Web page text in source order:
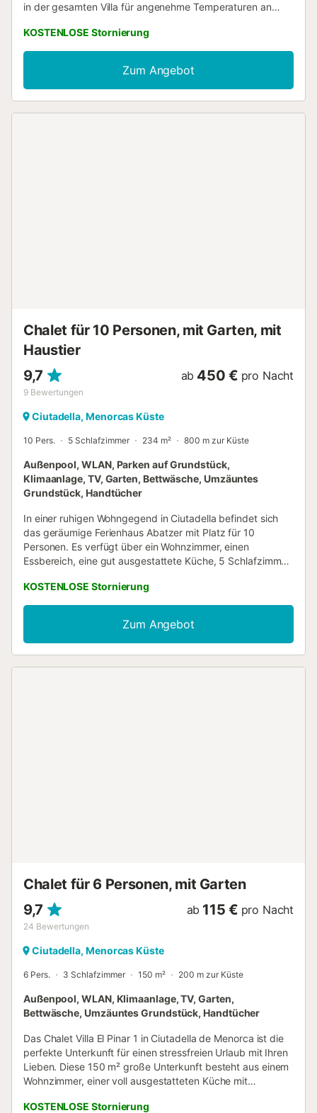
in der gesamten Villa für angenehme Temperaturen an
Ihnen zur Verfügung – ideal für Familien, die mit leichtem
Gepäck reisen möchten, da Sie nicht mehr als
Handgepäck einpacken müssen. Gäste schätzen
besonders die Sauberkeit, die Lage und den Komfort
dieser Unterkunft. - Handtücher für Strand bzw. Pool
KOSTENLOSE Stornierung
Zum Angebot
Chalet für 10 Personen, mit Garten, mit
Haustier
9,7
9 Bewertungen
ab 450 € pro Nacht
Ciutadella, Menorcas Küste
10 Pers. 5 Schlafzimmer 234 m² 800 m zur Küste
Außenpool, WLAN, Parken auf Grundstück,
Klimaanlage, TV, Garten, Bettwäsche, Umzäuntes
Grundstück, Handtücher
In einer ruhigen Wohngegend in Ciutadella befindet sich
das geräumige Ferienhaus Abatzer mit Platz für 10
Personen. Es verfügt über ein Wohnzimmer, einen
Essbereich, eine gut ausgestattete Küche, 5 Schlafzimmer,
Billardtisch. Zur Ausstattung gehören außerdem WLAN,
eine Klimaanlage, ein Fernseher, ein Kamin und eine
Garage. Das absolute Highlight ist der Außenbereich, der
mit einem großen Pool, Loungemöbeln und einem
Grillbereich keine Wünsche offenlässt und zum Entspannen
KOSTENLOSE Stornierung
Zum Angebot
Chalet für 6 Personen, mit Garten
9,7
24 Bewertungen
ab 115 € pro Nacht
Ciutadella, Menorcas Küste
6 Pers. 3 Schlafzimmer 150 m² 200 m zur Küste
Außenpool, WLAN, Klimaanlage, TV, Garten,
Bettwäsche, Umzäuntes Grundstück, Handtücher
Das Chalet Villa El Pinar 1 in Ciutadella de Menorca ist die
perfekte Unterkunft für einen stressfreien Urlaub mit Ihren
Lieben. Diese 150 m² große Unterkunft besteht aus einem
Wohnzimmer, einer voll ausgestatteten Küche mit
somit Platz für 5 Personen. Zur Ausstattung gehören
KOSTENLOSE Stornierung